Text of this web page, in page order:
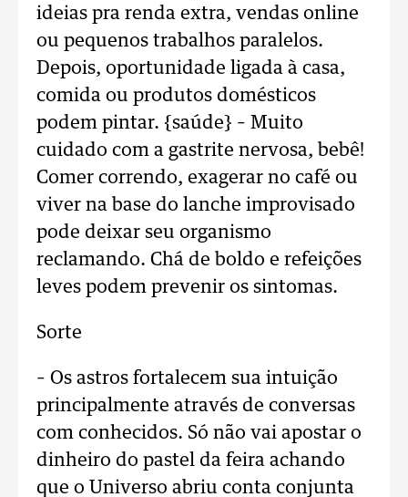
ideias pra renda extra, vendas online
ou pequenos trabalhos paralelos.
Depois, oportunidade ligada à casa,
comida ou produtos domésticos
podem pintar. {saúde} – Muito
cuidado com a gastrite nervosa, bebê!
Comer correndo, exagerar no café ou
viver na base do lanche improvisado
pode deixar seu organismo
reclamando. Chá de boldo e refeições
leves podem prevenir os sintomas.
Sorte
– Os astros fortalecem sua intuição
principalmente através de conversas
com conhecidos. Só não vai apostar o
dinheiro do pastel da feira achando
que o Universo abriu conta conjunta